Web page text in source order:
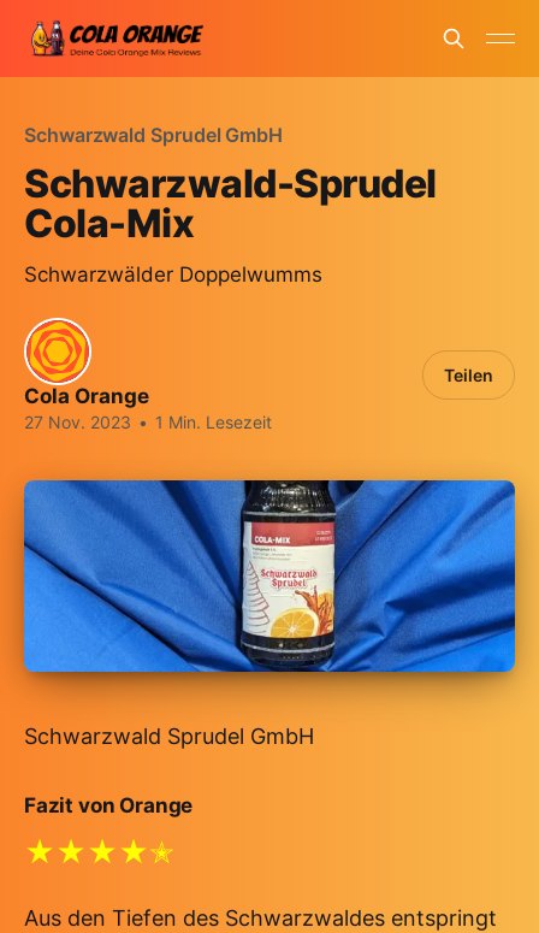
Schwarzwald Sprudel GmbH
Schwarzwald-Sprudel
Cola-Mix
Schwarzwälder Doppelwumms
Cola Orange
27 Nov. 2023 • 1 Min. Lesezeit
Teilen
Schwarzwald Sprudel GmbH
Fazit von Orange
★★★★✭
Aus den Tiefen des Schwarzwaldes entspringt